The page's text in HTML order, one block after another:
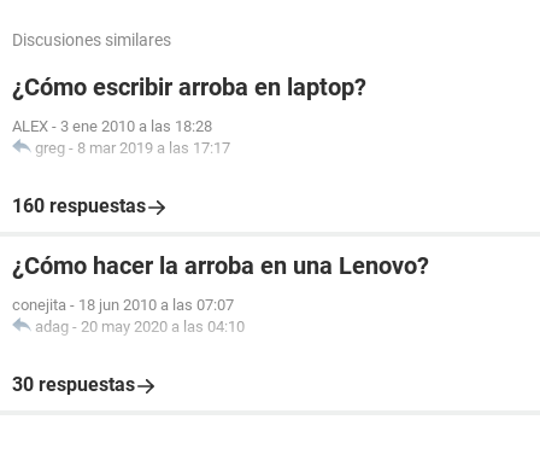
Discusiones similares
¿Cómo escribir arroba en laptop?
ALEX - 3 ene 2010 a las 18:28
greg - 8 mar 2019 a las 17:17
160 respuestas
¿Cómo hacer la arroba en una Lenovo?
conejita - 18 jun 2010 a las 07:07
adag - 20 may 2020 a las 04:10
30 respuestas